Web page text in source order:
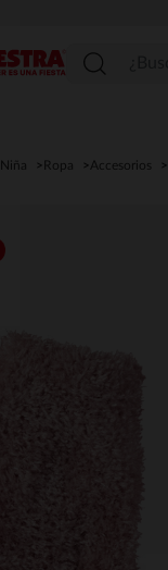
Niña Ropa Accesorios